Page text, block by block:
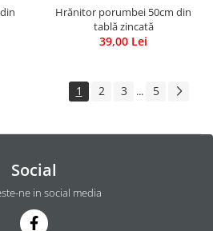
Hrănitor porumbei 50cm din
tablă zincată
39,00 Lei
1 2 3 ... 5
Social
ne in social media